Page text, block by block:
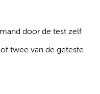
door de test zelf
twee van de geteste